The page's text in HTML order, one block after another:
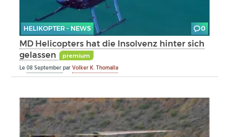
HELIKOPTER - NEWS 0
MD Helicopters hat die Insolvenz hinter sich
gelassen
premium
Le08 SeptemberparVolker K. Thomalla